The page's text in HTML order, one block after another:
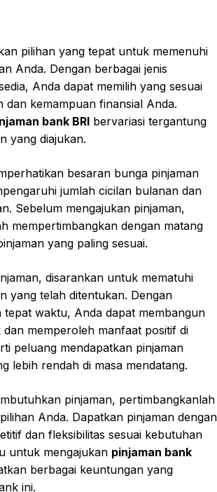
pilihan yang tepat untuk memenuhi
Anda. Dengan berbagai jenis
Anda dapat memilih yang sesuai
dan kemampuan finansial Anda.
bank BRI bervariasi tergantung
yang diajukan.
besaran bunga pinjaman
jumlah cicilan bulanan dan
Sebelum mengajukan pinjaman,
mempertimbangkan dengan matang
yang paling sesuai.
disarankan untuk mematuhi
yang telah ditentukan. Dengan
tepat waktu, Anda dapat membangun
memperoleh manfaat positif di
peluang mendapatkan pinjaman
lebih rendah di masa mendatang.
pinjaman, pertimbangkanlah
Anda. Dapatkan pinjaman dengan
dan fleksibilitas sesuai kebutuhan
untuk mengajukan pinjaman bank
berbagai keuntungan yang
ini.